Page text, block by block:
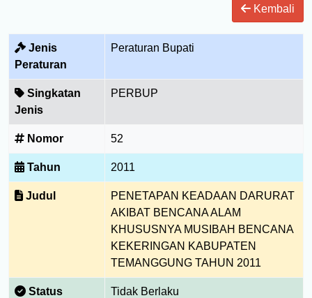
Kembali
Jenis
Peraturan
Peraturan Bupati
Singkatan
Jenis
PERBUP
Nomor 52
Tahun 2011
Judul
PENETAPAN KEADAAN DARURAT
AKIBAT BENCANA ALAM
KHUSUSNYA MUSIBAH BENCANA
KEKERINGAN KABUPATEN
TEMANGGUNG TAHUN 2011
Status Tidak Berlaku